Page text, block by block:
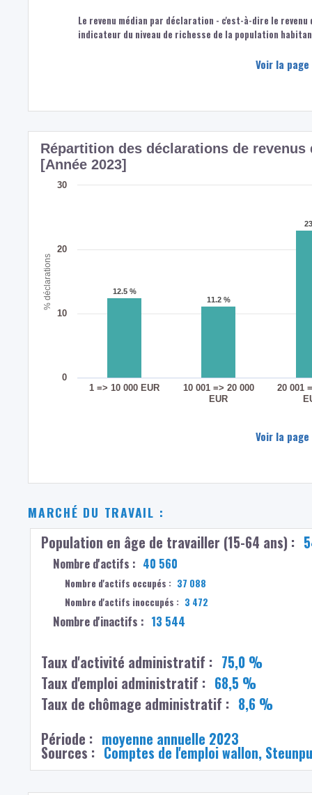
Le revenu médian par déclaration - c'est-à-dire le
indicateur du niveau de richesse de la population
Voir la
% déclarations
Répartition des déclarations de
[Année 2023]
1 => 10 000 EUR
10 001 => 20 000
EUR
20 001
0
10
20
30
12.5 %
12.5 %
11.2 %
11.2 %
Voir la
MARCHÉ DU TRAVAIL :
Population en âge de travailler (15-64 ans) :
Nombre d'actifs : 40 560
Nombre d'actifs occupés : 37 088
Nombre d'actifs inoccupés : 3 472
Nombre d'inactifs : 13 544
Taux d'activité administratif : 75,0 %
Taux d'emploi administratif : 68,5 %
Taux de chômage administratif : 8,6 %
Période : moyenne annuelle 2023
Sources : Comptes de l'emploi wallon,